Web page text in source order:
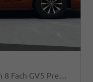
Beach 2.0TDI DSG Sport Edition 8 Fach GV5 Premium+